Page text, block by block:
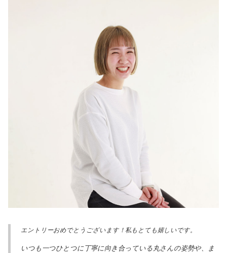
エントリーおめでとうございます！私もとても嬉しいです。
いつも一つひとつに丁寧に向き合っている丸さんの姿勢や、ま